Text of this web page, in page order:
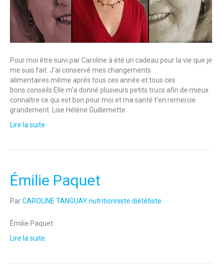
Pour moi être suivi par Caroline à été un cadeau pour la vie que je
me suis fait. J’ai conservé mes changements
alimentaires même après tous ces année et tous ces
bons conseils Elle m’a donné plusieurs petits trucs afin de mieux
connaître ce qui est bon pour moi et ma santé t’en remercie
grandement. Lise Hélène Guillemette
Lire la suite
Émilie Paquet
ParCAROLINE TANGUAY nutritionniste diététiste
Émilie Paquet
Lire la suite